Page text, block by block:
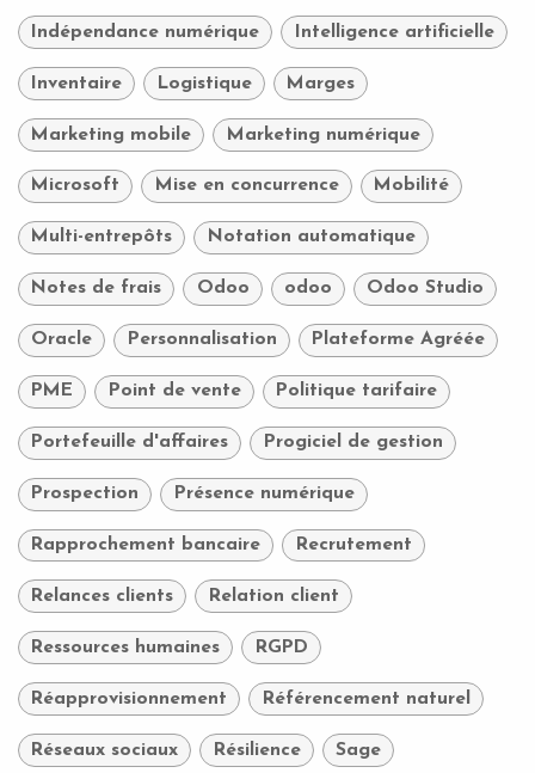
Indépendance numérique Intelligence artificielle
Inventaire Logistique Marges
Marketing mobile Marketing numérique
Microsoft Mise en concurrence Mobilité
Multi-entrepôts Notation automatique
Notes de frais Odoo odoo Odoo Studio
Oracle Personnalisation Plateforme Agréée
PME Point de vente Politique tarifaire
Portefeuille d'affaires Progiciel de gestion
Prospection Présence numérique
Rapprochement bancaire Recrutement
Relances clients Relation client
Ressources humaines RGPD
Réapprovisionnement Référencement naturel
Réseaux sociaux Résilience Sage